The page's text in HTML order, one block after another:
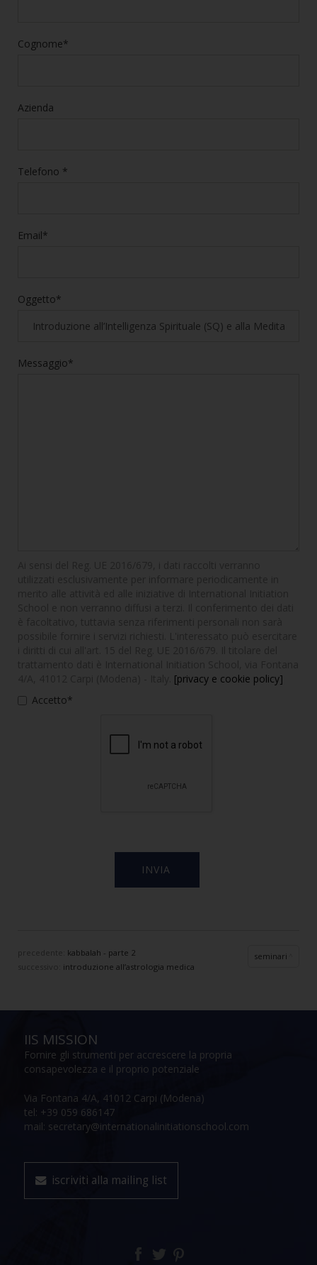
Cognome*
Azienda
Telefono *
Email*
Oggetto*
Messaggio*
[privacy e cookie policy]
Accetto*
precedente: kabbalah - parte 2
introduzione all’astrologia medica
seminari
IIS MISSION
Fornire gli strumenti per accrescere la propria
consapevolezza e il proprio potenziale
Via Fontana 4/A, 41012 Carpi (Modena)
tel: +39 059 686147
mail: secretary@internationalinitiationschool.com
iscriviti alla mailing list